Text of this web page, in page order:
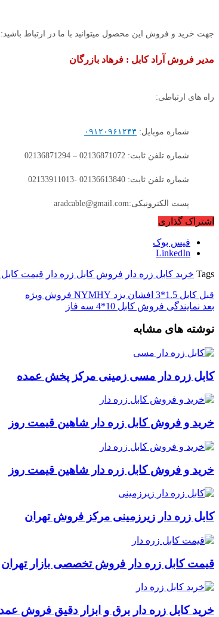
جهت خرید و فروش این محصول میتوانید با ما در ارتباط باشید:
مدیر فروش آراد کابل : فرهاد بازرگان
راه های ارتباطی:
شماره موبایل: ۰۹۱۲۰۹۶۱۲۴۳
شماره تلفن ثابت: 02136871072 – 02136871294
شماره تلفن ثابت: 02136613840 -02133911013
پست الکترونیکی:aradcable@gmail.com
اشتراک گذاری
فیس بوک
LinkedIn
Tags خرید کابل زره دار فروش کابل زره دار قیمت کابل
قبل کابل 1.5*3 افشان یزد NYMHY فروش ویژه
بعد نمایندگی فروش کابل 10*4 سه فاز
نوشته های مشابه
کابل زره دار مسی زمینی مرکز پخش عمده
خرید و فروش کابل زره دار شاهین قیمت روز
خرید و فروش کابل زره دار شاهین قیمت روز
کابل زره دار زیرزمینی مرکز فروش تهران
قیمت کابل زره دار فروش تخصصی بازار تهران
خرید کابل زره دار برق و ابزار دقیق فروش